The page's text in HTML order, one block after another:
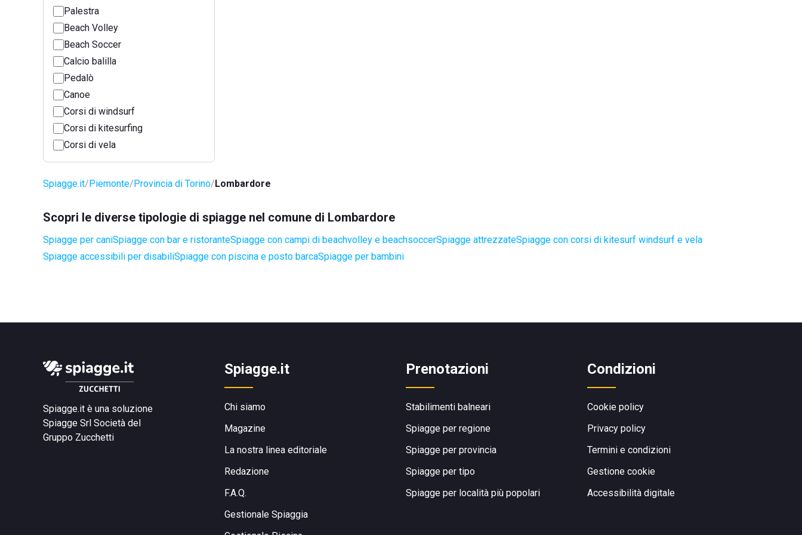
Palestra
Beach Volley
Beach Soccer
Calcio balilla
Pedalò
Canoe
Corsi di windsurf
Corsi di kitesurfing
Corsi di vela
Spiagge.it Piemonte Provincia di Torino Lombardore
Scopri le diverse tipologie di spiagge nel comune di Lombardore
Spiagge per caniSpiagge con bar e ristoranteSpiagge con campi di beachvolley e beachsoccerSpiagge attrezzateSpiagge con corsi di kitesurf windsurf e vela
Spiagge accessibili per disabiliSpiagge con piscina e posto barcaSpiagge per bambini
Spiagge.it è una soluzione
Spiagge Srl Società del
Gruppo Zucchetti
Spiagge.it
Chi siamo
Magazine
La nostra linea editoriale
Redazione
F.A.Q.
Gestionale Spiaggia
Prenotazioni
Stabilimenti balneari
Spiagge per regione
Spiagge per provincia
Spiagge per tipo
Spiagge per località più popolari
Condizioni
Cookie policy
Privacy policy
Termini e condizioni
Gestione cookie
Accessibilità digitale